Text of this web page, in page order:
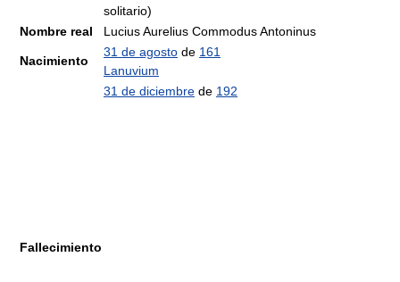
solitario)
Nombre real
Lucius Aurelius Commodus Antoninus
Nacimiento
31 de agosto de 161
Lanuvium
Fallecimiento
31 de diciembre de 192